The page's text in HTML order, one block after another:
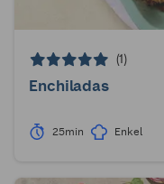
(1)
Enchiladas
25min Enkel